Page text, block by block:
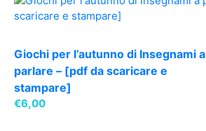
Giochi per l’autunno di Insegnami a
parlare – [pdf da scaricare e
stampare]
€6,00